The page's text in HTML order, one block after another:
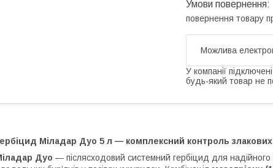
повернення товару
У компанії
будь-який товар не
Міладар Дуо 5 л — комплексний контроль злакових
Дуо — післясходовий системний гербіцид для